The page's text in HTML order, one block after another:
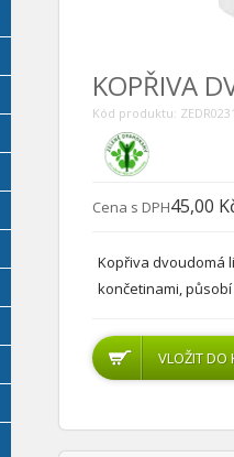
KOPŘIVA
Kód produktu: ZEDR0231
Cena s DPH45,00
Kopřiva dvoudomá
končetinami,